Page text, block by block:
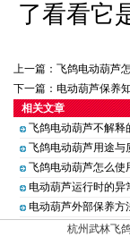
了看看它
上一篇： 飞鸽电动葫芦
下一篇： 电动葫芦保养
相关文章
飞鸽电动葫芦不解释
飞鸽电动葫芦用途与
飞鸽电动葫芦怎么使
电动葫芦运行时的异
电动葫芦外部保养方
杭州武林飞